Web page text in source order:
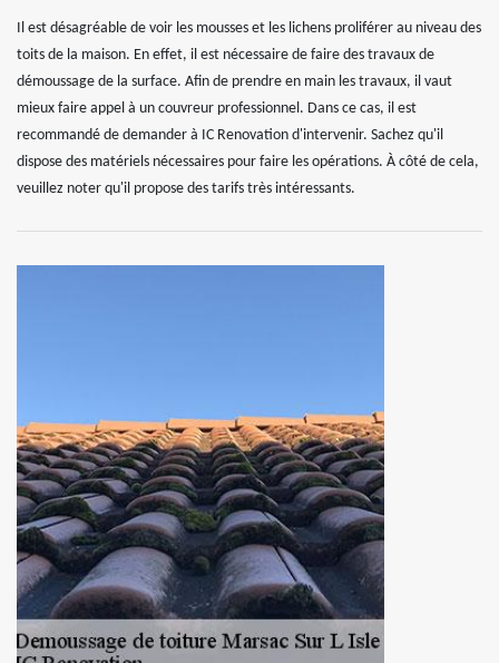
Il est désagréable de voir les mousses et les lichens proliférer au niveau des
toits de la maison. En effet, il est nécessaire de faire des travaux de
démoussage de la surface. Afin de prendre en main les travaux, il vaut
mieux faire appel à un couvreur professionnel. Dans ce cas, il est
recommandé de demander à IC Renovation d'intervenir. Sachez qu'il
dispose des matériels nécessaires pour faire les opérations. À côté de cela,
veuillez noter qu'il propose des tarifs très intéressants.